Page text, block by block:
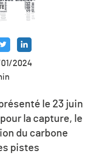
2024
le 23 juin
la capture, le
du carbone
pistes